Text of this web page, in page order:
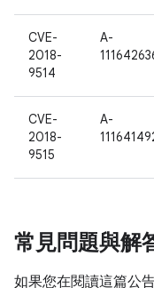
CVE-
2018-
9514
A-
CVE-
2018-
9515
A-
常見問題與解
如果您在閱讀這篇公